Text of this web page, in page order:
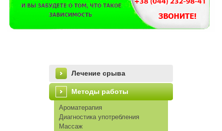
Лечение срыва
Методы работы
Ароматерапия
Диагностика употребления
Массаж